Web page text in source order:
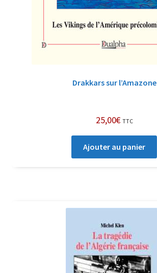
Drakkars sur l’Amazone
25,00€ TTC
Ajouter au panier